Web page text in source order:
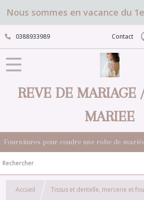
Nous sommes en vacance du
0388933989 Contact
REVE DE MARIAGE
MARIEE
Accueil Tissus et dentelle, mercerie et